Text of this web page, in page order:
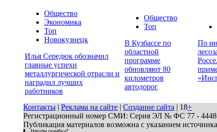
Общество
Экономика
Топ
Новокузнецк
Илья Середюк обозначил
главные успехи
металлургической отрасли и
наградил лучших
работников
Общество
Топ
В Кузбассе по
областной
программе
обновляют 80
километров
автодорог
По
Контакты | Реклама на сайте | Создание сайта | 18+
Регистрационный номер СМИ: Серия ЭЛ № ФС 77 - 44486
Публикация материалов возможна с указанием